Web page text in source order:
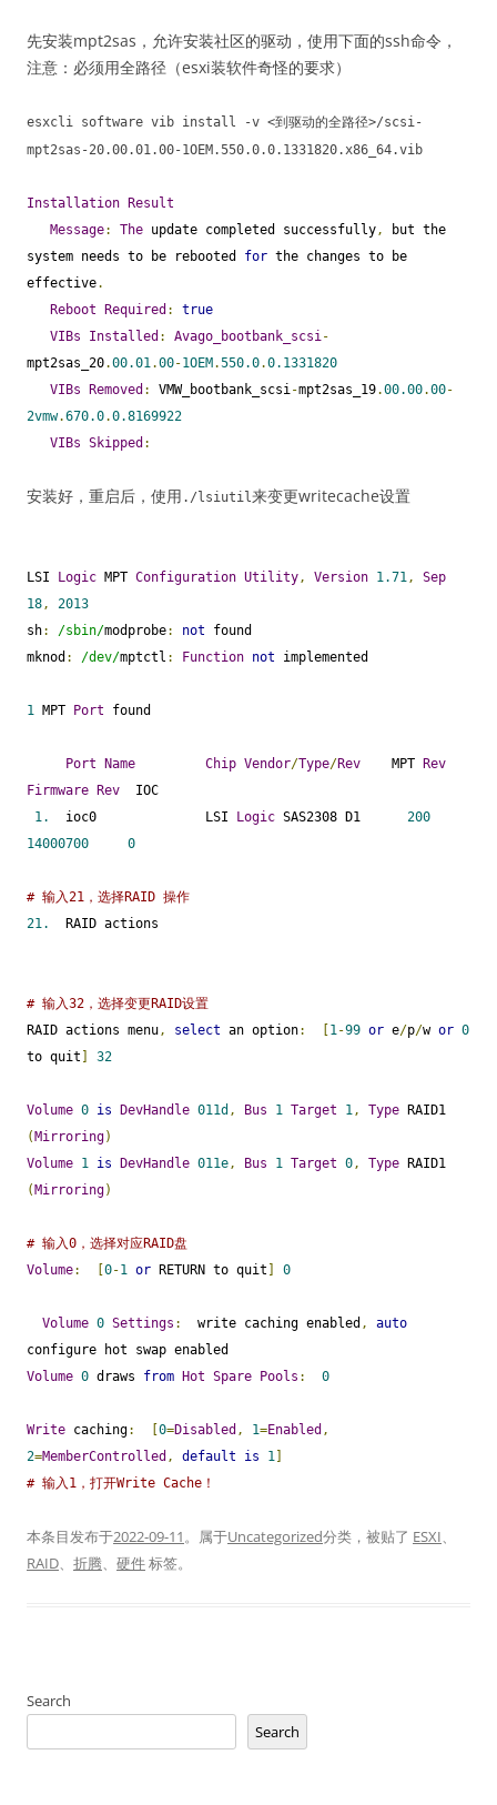
先安装mpt2sas，允许安装社区的驱动，使用下面的ssh命令，
注意：必须用全路径（esxi装软件奇怪的要求）
esxcli software vib install -v <到驱动的全路径>/scsi-
mpt2sas -20.00.01.00-1OEM .550.0.0.1331820.x86_64.vib
Installation
Result
Message: The update completed successfully,
but the
system needs to be rebooted for the changes to be
effective.
Reboot
Required :
true
VIBs
Installed : Avago_bootbank_scsi-
mpt2sas_20.00.01.00-1OEM .550.0.0.1331820
VIBs
Removed : VMW_bootbank_scsi-mpt2sas_19.00.00.00-
2vmw.670.0.0.8169922
VIBs Skipped :
安装好，重启后，使用 ./ lsiutil来变更writecache设置
LSI Logic MPT Configuration Utility, Version 1.71,
Sep
18,
2013
sh: /sbin/modprobe: not found
mknod : /dev/mptctl : Function not implemented
1 MPT Port found
Port Name Chip Vendor/Type/Rev
    MPT
Rev
Firmware
Rev
  IOC
1.
  ioc0              LSI
Logic SAS2308 D1 200
14000700
0
# 输入21，选择RAID 操作
21.
  RAID actions
# 输入32，选择变更RAID设置
RAID actions menu, select an option: 1-99 or e/p/w or 0
to quit
32
Volume 0 is DevHandle 011d , Bus 1 Target 1, Type
( Mirroring)
Volume 1 is DevHandle 011e, Bus 1 Target 0, Type
( Mirroring)
# 输入0，选择对应RAID盘
Volume: 0-1 or RETURN to quit 0
Volume 0 Settings :
  write caching enabled
,
auto
Volume 0 draws from Hot Spare Pools : 0
Write caching: 0=Disabled , 1=Enabled ,
2=MemberControlled , default is 1
# 输入1，打开Write Cache！
本条目发布于2022-09-11。属于Uncategorized分类，被贴了 ESXI、
RAID、 折腾、 硬件标签。
Search
Search